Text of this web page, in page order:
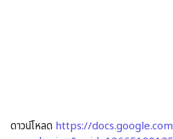
ดาวน์โหลด https://